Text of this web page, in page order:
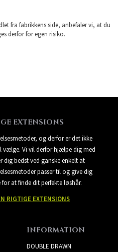
fra fabrikkens side, anbefaler vi, at du
derfor for egen risiko.
EXTENSIONS
og derfor er det ikke
vælge. Vi vil derfor hjælpe dig med
bedst ved ganske enkelt at
passer til og give dig
at finde dit perfekte løshår.
RIGTIGE EXTENSIONS
INFORMATION
DOUBLE DRAWN